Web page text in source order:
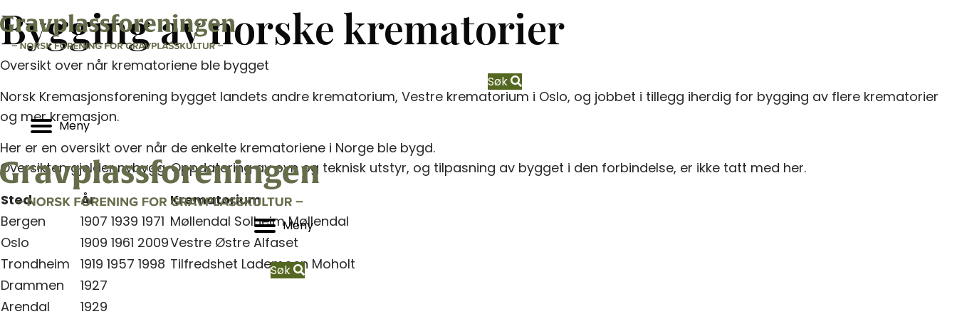
Søk
Meny
Meny
Søk
Bygging av norske krematorier
Oversikt over når krematoriene ble bygget
Norsk Kremasjonsforening bygget landets andre krematorium, Vestre krematorium i Oslo, og jobbet i tillegg iherdig for bygging av flere krematorier
og mer kremasjon.
Her er en oversikt over når de enkelte krematoriene i Norge ble bygd.
Oversikten gjelder nybygg. Oppdatering av ovn og teknisk utstyr, og tilpasning av bygget i den forbindelse, er ikke tatt med her.
Sted
År
Krematorium
Bergen
1907 1939 1971 Møllendal Solheim Møllendal
Oslo
1909 1961 2009Vestre Østre Alfaset
Trondheim
1919 1957 1998 Tilfredshet Lademoen Moholt
Drammen
1927
Arendal
1929